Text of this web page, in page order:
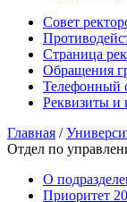
Совет
Страница
Обращения
Телефонный
Реквизиты и
Главная /
Отдел по
О
Приоритет